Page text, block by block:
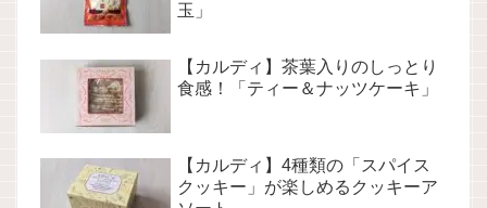
玉」
【カルディ】茶葉入りのしっとり
食感！「ティー＆ナッツケーキ」
【カルディ】4種類の「スパイス
クッキー」が楽しめるクッキーア